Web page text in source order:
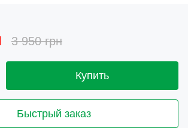
3 950 грн
Купить
Быстрый заказ